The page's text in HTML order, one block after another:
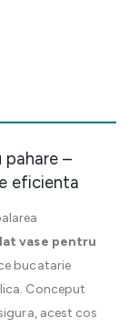
pahare –
eficienta
vase pentru
bucatarie
Conceput
acest cos